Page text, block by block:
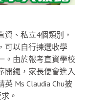
資、私立4個類別，
可以自行揀選收學
。由於報考直資學校
開鑼，家長便會進入
Ms Claudia Chu披
。